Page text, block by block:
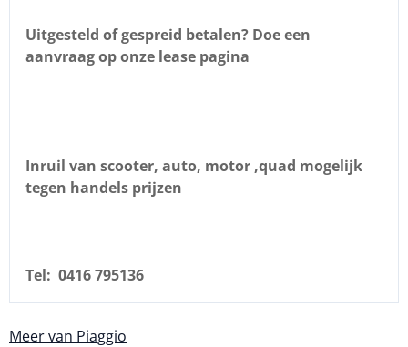
Uitgesteld of gespreid betalen? Doe een
aanvraag op onze lease pagina
Inruil van scooter, auto, motor ,quad mogelijk
tegen handels prijzen
Tel: 0416 795136
Meer van Piaggio